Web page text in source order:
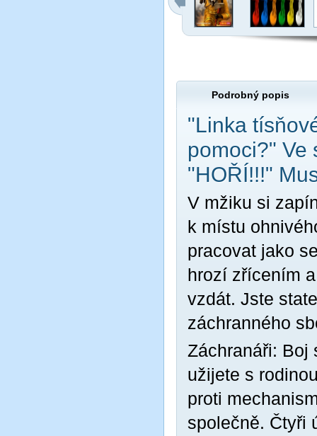
Podrobný popis
"Linka
pomoci?" Ve
"HOŘÍ!!!"
V mžiku si
k místu
pracovat jako
hrozí zřícením
vzdát. Jste
záchranného
Záchranáři: Boj
užijete s
proti
společně. Čtyři